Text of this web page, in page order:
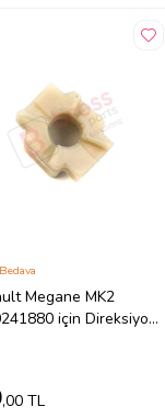
Megane MK2
için Direksiyon
,00 TL